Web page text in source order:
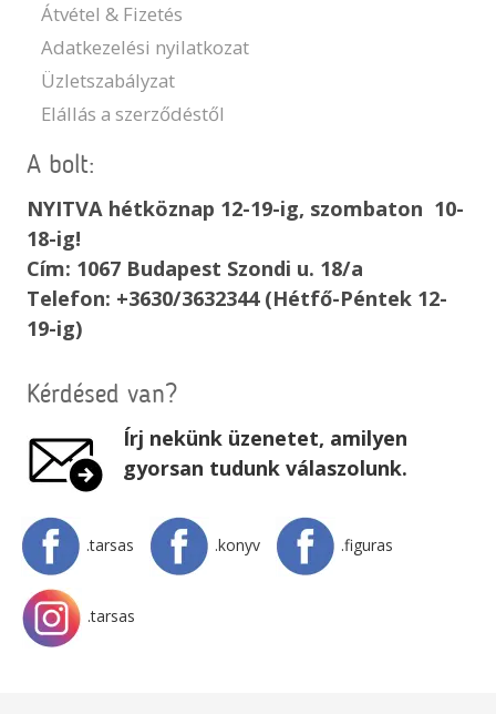
Átvétel & Fizetés
Adatkezelési nyilatkozat
Üzletszabályzat
Elállás a szerződéstől
A bolt:
NYITVA hétköznap 12-19-ig, szombaton 10-
18-ig!
Cím: 1067 Budapest Szondi u. 18/a
Telefon: +3630/3632344 (Hétfő-Péntek 12-
19-ig)
Kérdésed van?
Írj nekünk üzenetet, amilyen
gyorsan tudunk válaszolunk.
.tarsas .konyv .figuras
.tarsas